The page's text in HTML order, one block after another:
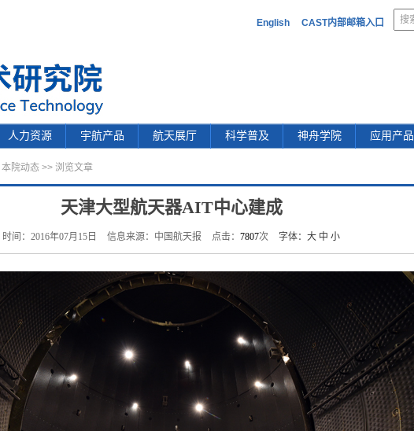
English CAST内部邮箱入口
人力资源 宇航产品 航天展厅 科学普及 神舟学院 应用产品
本院动态 >> 浏览文章
天津大型航天器AIT中心建成
时间：2016年07月15日 信息来源：中国航天报 点击： 7807次 字体： 大 中 小